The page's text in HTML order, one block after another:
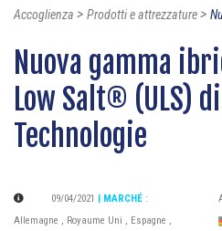
Accoglienza > Prodotti e attrezzature>
Nuova gamma
Low Salt® (ULS) di
Technologie
09/04/2021 | MARCHÉ :
Allemagne , Royaume Uni , Espagne ,